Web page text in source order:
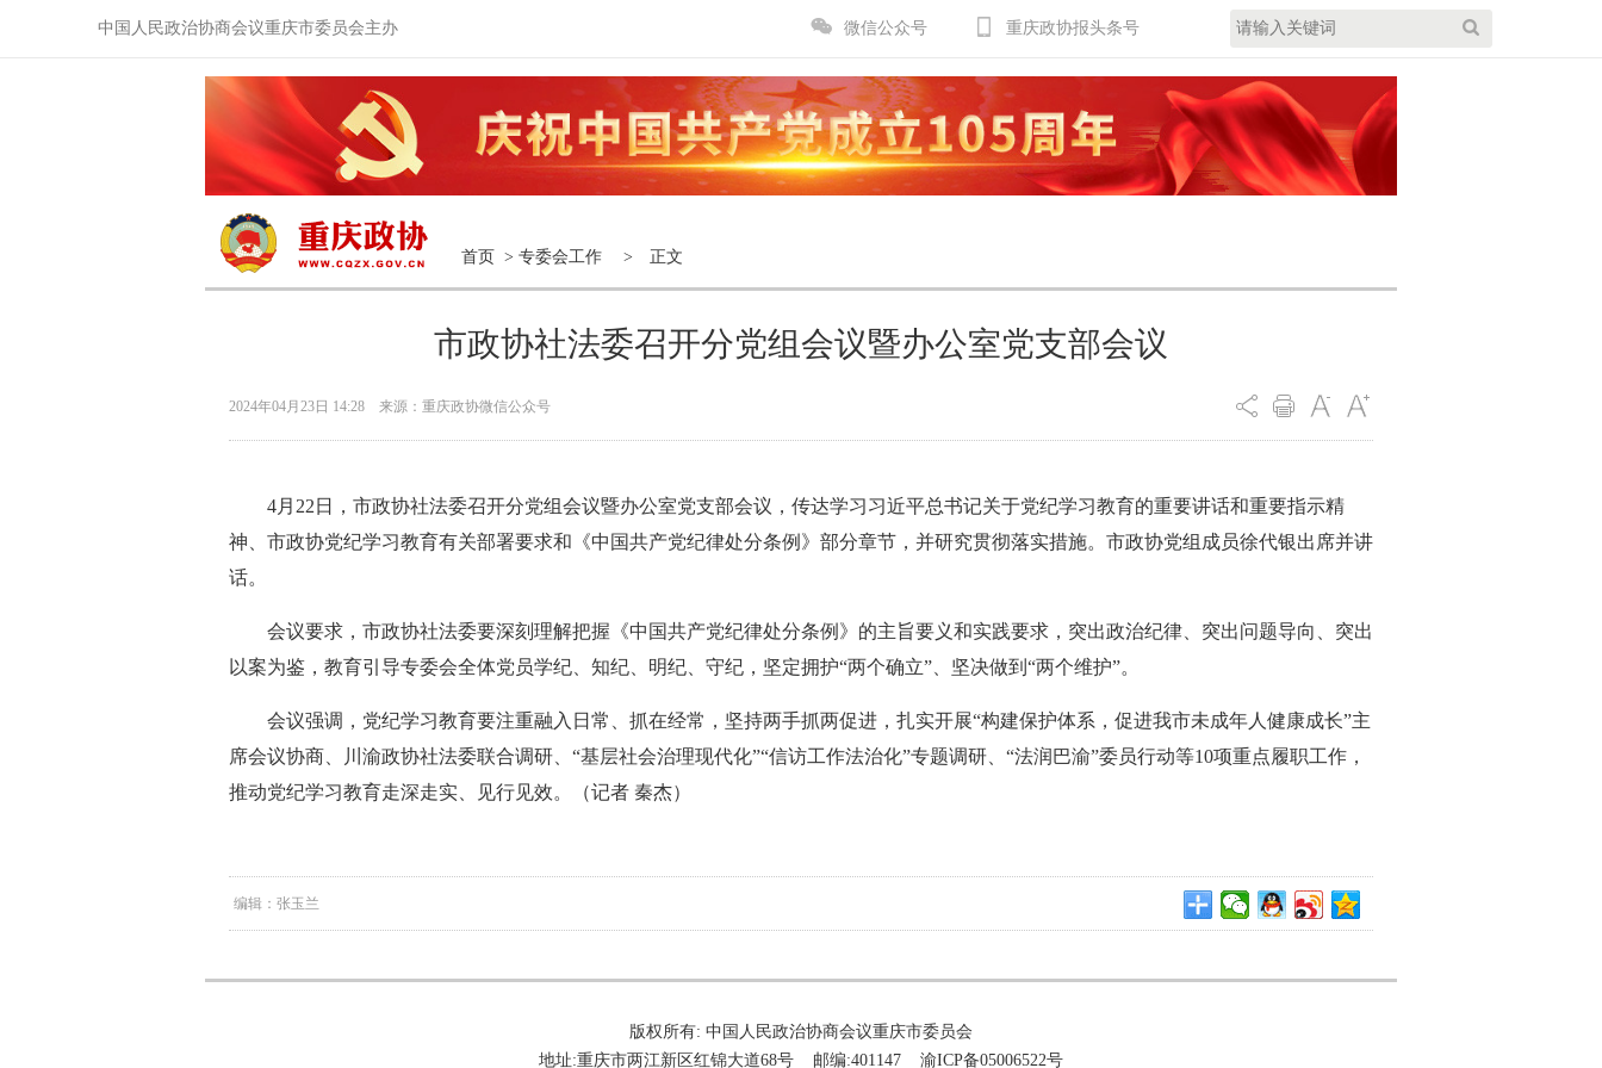
中国人民政治协商会议重庆市委员会主办 微信公众号 重庆政协报头条号
首页 > 专委会工作 > 正文
市政协社法委召开分党组会议暨办公室党支部会议
2024年04月23日 14:28 来源：重庆政协微信公众号
4月22日，市政协社法委召开分党组会议暨办公室党支部会议，传达学习习近平总书记关于党纪学习教育的重要讲话和重要指示精
神、市政协党纪学习教育有关部署要求和《中国共产党纪律处分条例》部分章节，并研究贯彻落实措施。市政协党组成员徐代银出席并讲
话。
会议要求，市政协社法委要深刻理解把握《中国共产党纪律处分条例》的主旨要义和实践要求，突出政治纪律、突出问题导向、突出
以案为鉴，教育引导专委会全体党员学纪、知纪、明纪、守纪，坚定拥护“两个确立”、坚决做到“两个维护”。
会议强调，党纪学习教育要注重融入日常、抓在经常，坚持两手抓两促进，扎实开展“构建保护体系，促进我市未成年人健康成长”主
席会议协商、川渝政协社法委联合调研、“基层社会治理现代化”“信访工作法治化”专题调研、“法润巴渝”委员行动等10项重点履职工作，
推动党纪学习教育走深走实、见行见效。（记者 秦杰）
编辑：张玉兰
版权所有: 中国人民政治协商会议重庆市委员会
地址:重庆市两江新区红锦大道68号 邮编:401147 渝ICP备05006522号